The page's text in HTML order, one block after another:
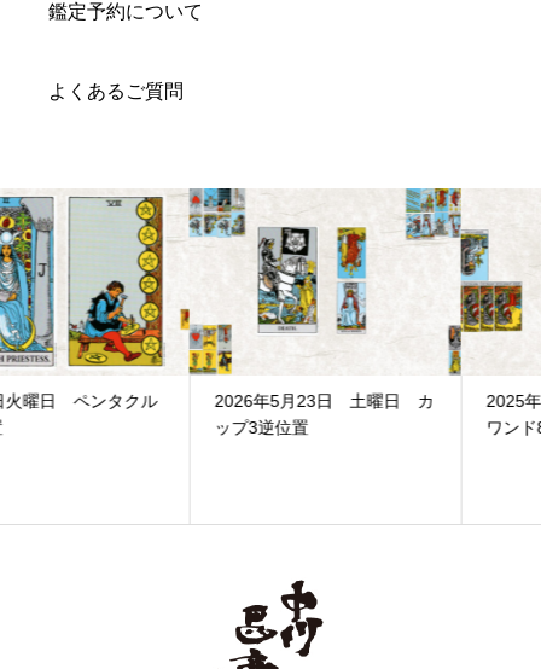
鑑定予約について
よくあるご質問
2026年5月23日 土曜日 カ
2025年10月19日 日曜日
ワンド8正位置